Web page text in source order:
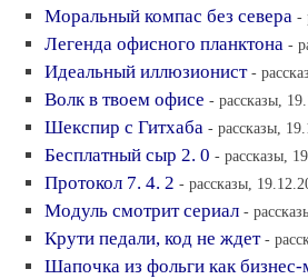
Моральный компас без севера -
Легенда офисного планктона -
Идеальный иллюзионист -
Волк в твоем офисе - рассказы,
Шекспир с Гитхаба - рассказы,
Бесплатный сыр 2. 0 - рассказы,
Протокол 7. 4. 2 - рассказы,
Модуль смотрит сериал -
Крути педали, код не ждет -
Шапочка из фольги как бизнес-